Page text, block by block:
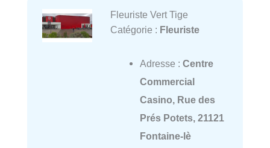
Fleuriste Vert Tige
Catégorie : Fleuriste
Adresse : Centre
Commercial
Casino, Rue des
Prés Potets, 21121
Fontaine-lè